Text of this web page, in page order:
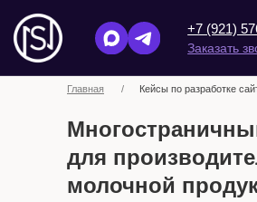
Заказать звонок
+7 (921) 576-02-00
Главная / Кейсы по разработке
для
молочной